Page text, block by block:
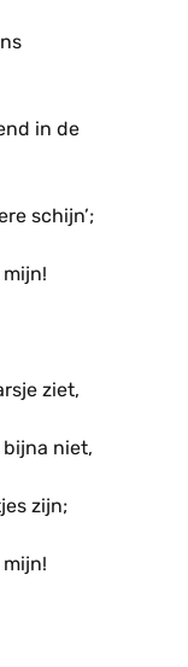
in de
schijn’;
ziet,
niet,
zijn;